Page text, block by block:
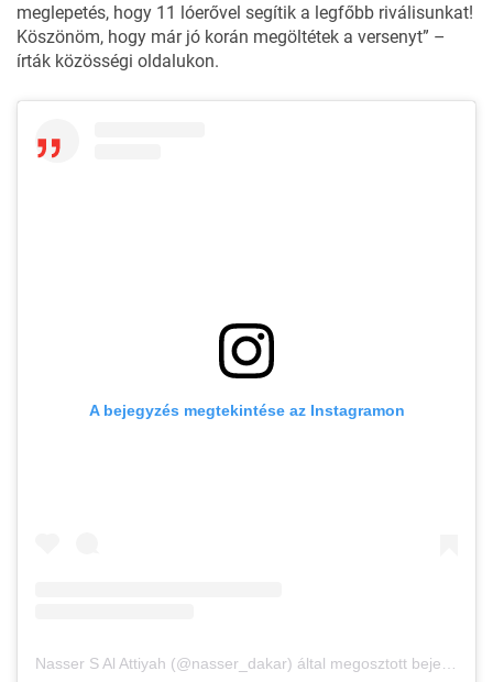
meglepetés, hogy 11 lóerővel segítik a legfőbb riválisunkat!
Köszönöm, hogy már jó korán megöltétek a versenyt” –
írták közösségi oldalukon.
A bejegyzés megtekintése az Instagramon